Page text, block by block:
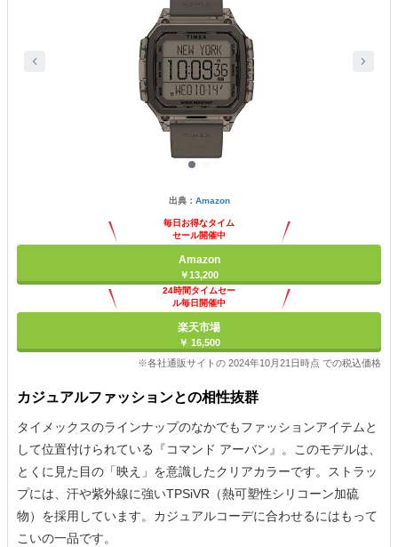
出典： Amazon
毎日お得なタイム
セール開催中
Amazon
￥13,200
24時間タイムセー
ル毎日開催中
楽天市場
￥ 16,500
※各社通販サイトの 2024年10月21日時点 での税込価格
カジュアルファッションとの相性抜群
タイメックスのラインナップのなかでもファッションアイテムと
して位置付けられている『コマンド アーバン』。このモデルは、
とくに見た目の「映え」を意識したクリアカラーです。ストラッ
プには、汗や紫外線に強いTPSiVR（熱可塑性シリコーン加硫
物）を採用しています。カジュアルコーデに合わせるにはもって
こいの一品です。